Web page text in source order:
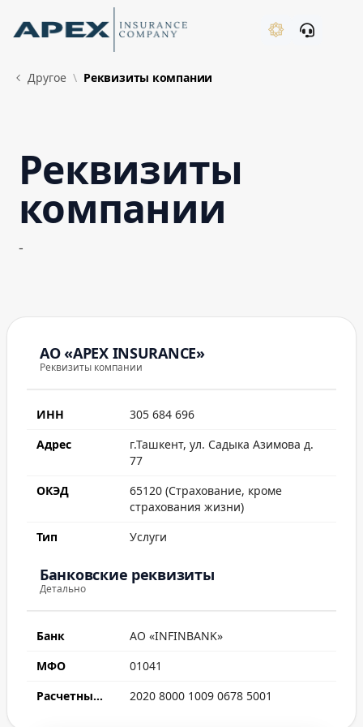
Skip to Main Content
Другое Реквизиты компании
Реквизиты
компании
-
АО «APEX INSURANCE»
Реквизиты компании
ИНН
305 684 696
Адрес
г.Ташкент, ул. Садыка Азимова д.
77
ОКЭД
65120 (Страхование, кроме
страхования жизни)
Тип
Услуги
Банковские реквизиты
Детально
Банк
АО «INFINBANK»
МФО
01041
Расчетный счет
2020 8000 1009 0678 5001
New
What's New